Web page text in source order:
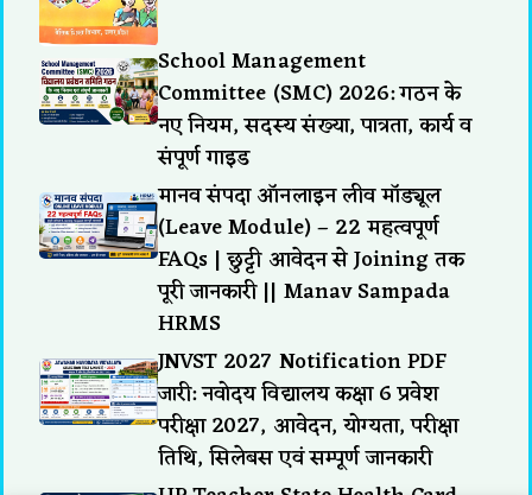
School Management
Committee (SMC) 2026: गठन के
नए नियम, सदस्य संख्या, पात्रता, कार्य व
संपूर्ण गाइड
मानव संपदा ऑनलाइन लीव मॉड्यूल
(Leave Module) – 22 महत्वपूर्ण
FAQs | छुट्टी आवेदन से Joining तक
पूरी जानकारी || Manav Sampada
HRMS
JNVST 2027 Notification PDF
जारी: नवोदय विद्यालय कक्षा 6 प्रवेश
परीक्षा 2027, आवेदन, योग्यता, परीक्षा
तिथि, सिलेबस एवं सम्पूर्ण जानकारी